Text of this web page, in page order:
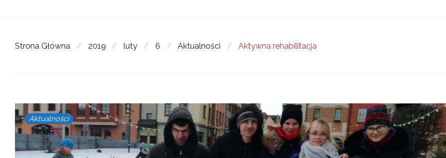
Strona Główna / 2019 / luty / 6 / Aktualności / Aktywna rehabilitacja
Aktualności